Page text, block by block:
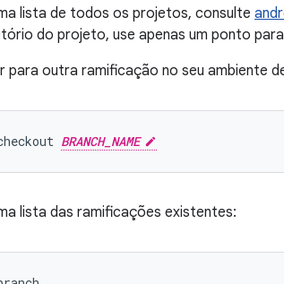
lista de todos os projetos, consulte
do projeto, use apenas um ponto
para outra ramificação no seu ambiente
BRANCH_NAME
lista das ramificações existentes: